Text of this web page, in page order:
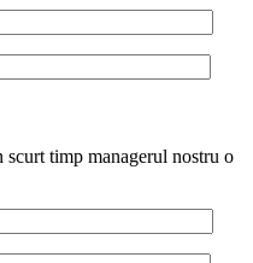
timp managerul nostru o